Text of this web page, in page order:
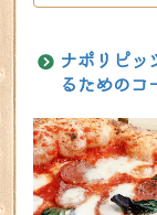
ナポリピッ
るためのコ